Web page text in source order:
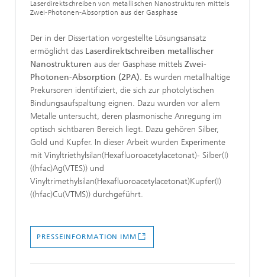
Laserdirektschreiben von metallischen Nanostrukturen mittels
Zwei-Photonen-Absorption aus der Gasphase
Der in der Dissertation vorgestellte Lösungsansatz
ermöglicht das Laserdirektschreiben metallischer
Nanostrukturen aus der Gasphase mittels Zwei-
Photonen-Absorption (2PA). Es wurden metallhaltige
Prekursoren identifiziert, die sich zur photolytischen
Bindungsaufspaltung eignen. Dazu wurden vor allem
Metalle untersucht, deren plasmonische Anregung im
optisch sichtbaren Bereich liegt. Dazu gehören Silber,
Gold und Kupfer. In dieser Arbeit wurden Experimente
mit Vinyltriethylsilan(Hexafluoroacetylacetonat)- Silber(I)
((hfac)Ag(VTES)) und
Vinyltrimethylsilan(Hexafluoroacetylacetonat)Kupfer(I)
((hfac)Cu(VTMS)) durchgeführt.
PRESSEINFORMATION IMM